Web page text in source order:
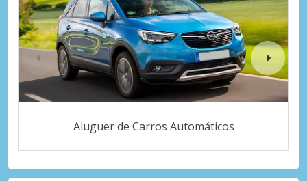
Aluguer de Carros Automáticos